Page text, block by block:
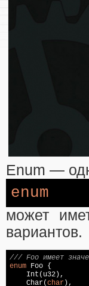
Enum —
enum
может
вариантов.
/// Foo имеет
enum Foo {
    Int(u32),
    Char(
char),